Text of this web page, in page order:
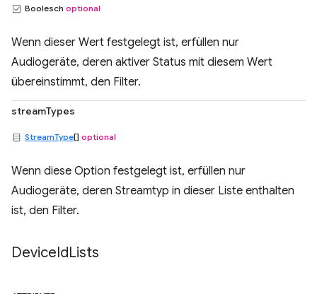
Boolesch optional
Wenn dieser Wert festgelegt ist, erfüllen nur
Audiogeräte, deren aktiver Status mit diesem Wert
übereinstimmt, den Filter.
streamTypes
StreamType[] optional
Wenn diese Option festgelegt ist, erfüllen nur
Audiogeräte, deren Streamtyp in dieser Liste enthalten
ist, den Filter.
DeviceIdLists